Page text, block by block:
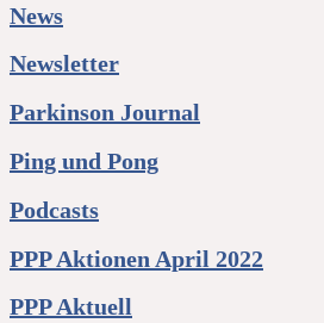
News
Newsletter
Parkinson Journal
Ping und Pong
Podcasts
PPP Aktionen April 2022
PPP Aktuell